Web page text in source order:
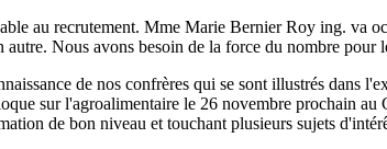
au recrutement. Mme Marie Bernier Roy ing. va
Nous avons besoin de la force du nombre pour
de nos confrères qui se sont illustrés dans
sur l'agroalimentaire le 26 novembre prochain
de bon niveau et touchant plusieurs sujets